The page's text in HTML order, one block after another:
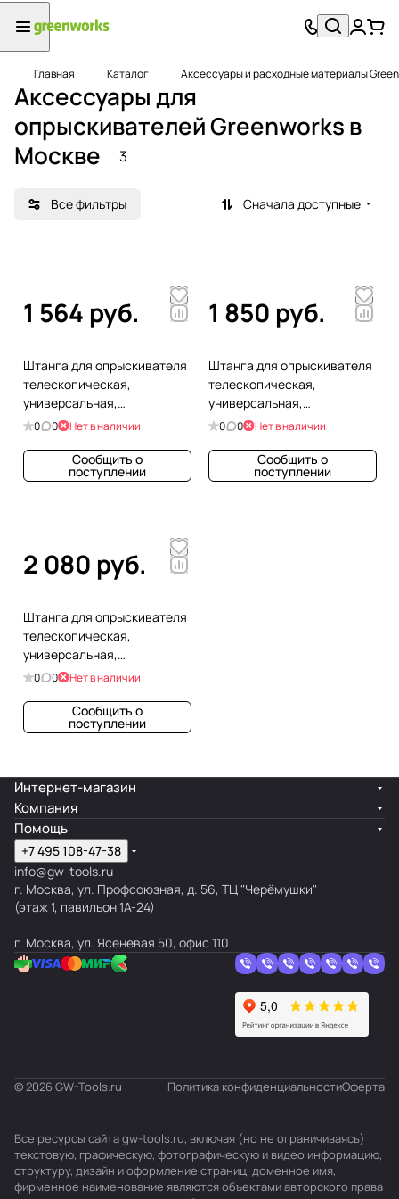
Главная Каталог Аксессуары и расходные материалы
Аксессуары для
опрыскивателей Greenworks в
Москве
3
Все фильтры Сначала доступные
1 564 руб.
Штанга для опрыскивателя
телескопическая,
универсальная,
алюминиевая, 2 м
0 0 Нет в наличии
Сообщить о
поступлении
1 850 руб.
Штанга для опрыскивателя
телескопическая,
универсальная,
алюминиевая, 2,5 м
0 0 Нет в наличии
Сообщить о
поступлении
2 080 руб.
Штанга для опрыскивателя
телескопическая,
универсальная,
алюминиевая, 3 м
0 0 Нет в наличии
Сообщить о
поступлении
Интернет-магазин
Компания
Помощь
+7 495 108-47-38
info@gw-tools.ru
г. Москва, ул. Профсоюзная, д. 56, ТЦ "Черёмушки"
(этаж 1, павильон 1А-24)
г. Москва, ул. Ясеневая 50, офис 110
© 2026 GW-Tools.ru Политика конфиденциальностиОферта
Все ресурсы сайта gw-tools.ru, включая (но не ограничиваясь)
текстовую, графическую, фотографическую и видео информацию,
структуру, дизайн и оформление страниц, доменное имя,
фирменное наименование являются объектами авторского права